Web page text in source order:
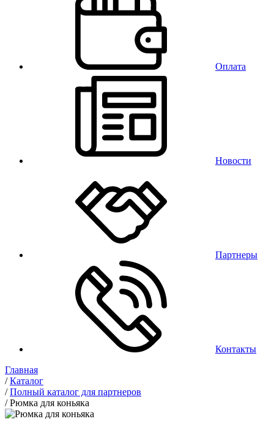
Оплата
Новости
Партнеры
Контакты
Главная
/Каталог
/Полный каталог для партнеров
/Рюмка для коньяка